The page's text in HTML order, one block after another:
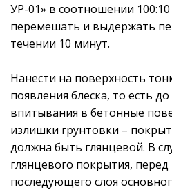
УР-01» в соотношении
перемешать и выдержать
течении 10 минут.
Нанести на поверхность
появления блеска, то есть
впитывания в бетонные
излишки грунтовки –
должна быть глянцевой. В
глянцевого покрытия,
последующего слоя